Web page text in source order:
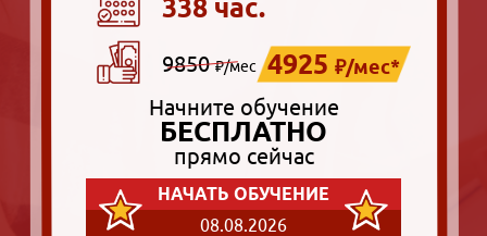
338 час.
9850₽/мес 4925 ₽/мес*
Начните обучение
БЕСПЛАТНО
прямо сейчас
НАЧАТЬ ОБУЧЕНИЕ
08.08.2026